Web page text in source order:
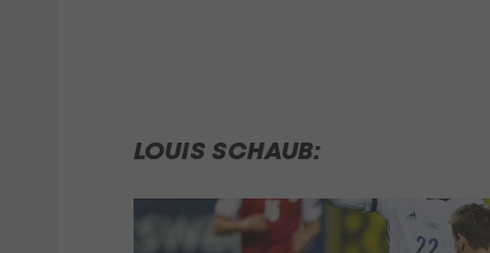
LOUIS SCHAUB: